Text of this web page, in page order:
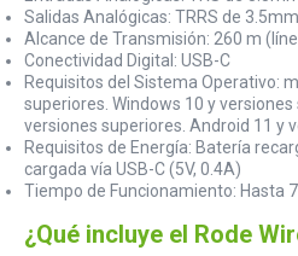
Salidas Analógicas: TRRS de
Alcance de Transmisión: 260 m
Conectividad Digital: USB-C
Requisitos del Sistema Operativo:
superiores. Windows 10 y versiones
versiones superiores. Android 11 y
Requisitos de Energía: Batería
cargada vía USB-C (5V, 0.4A)
Tiempo de Funcionamiento: Hasta
¿Qué incluye el Rode